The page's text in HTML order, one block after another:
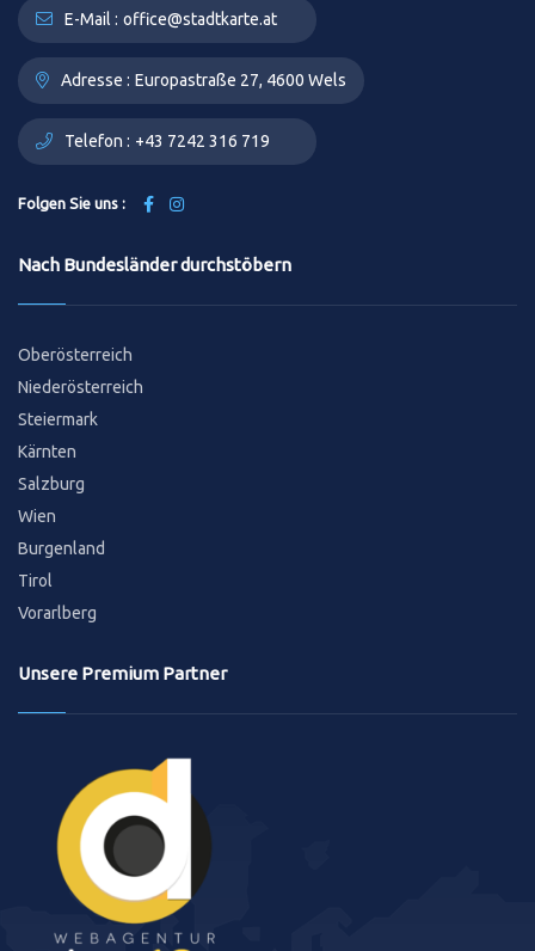
E-Mail : office@stadtkarte.at
Adresse : Europastraße 27, 4600 Wels
Telefon : +43 7242 316 719
Folgen Sie uns :
Nach Bundesländer durchstöbern
Oberösterreich
Niederösterreich
Steiermark
Kärnten
Salzburg
Wien
Burgenland
Tirol
Vorarlberg
Unsere Premium Partner